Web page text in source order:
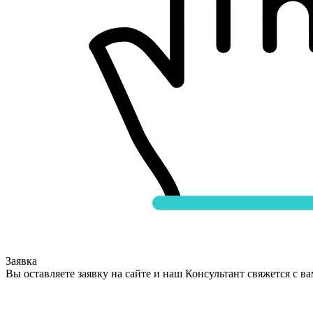
Заявка
Вы оставляете заявку на сайте и наш Консультант свяжется с